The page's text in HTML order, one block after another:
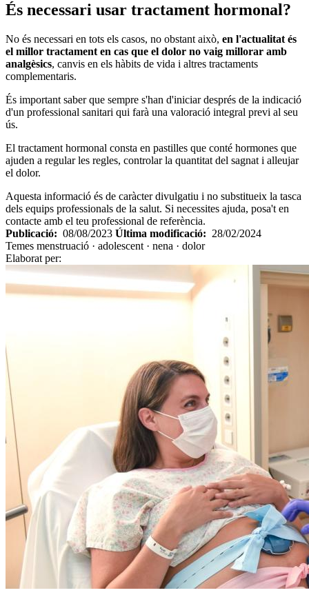
És necessari usar tractament hormonal?
No és necessari en tots els casos, no obstant això, en l'actualitat és
el millor tractament en cas que el dolor no vaig millorar amb
analgèsics, canvis en els hàbits de vida i altres tractaments
complementaris.
És important saber que sempre s'han d'iniciar després de la indicació
d'un professional sanitari qui farà una valoració integral previ al seu
ús.
El tractament hormonal consta en pastilles que conté hormones que
ajuden a regular les regles, controlar la quantitat del sagnat i alleujar
el dolor.
Aquesta informació és de caràcter divulgatiu i no substitueix la tasca
dels equips professionals de la salut. Si necessites ajuda, posa't en
contacte amb el teu professional de referència.
Publicació: 08/08/2023 Última modificació: 28/02/2024
Temes menstruació · adolescent · nena · dolor
Elaborat per: